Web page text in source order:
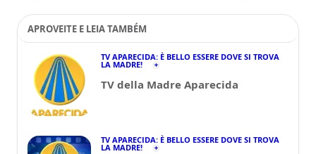
APROVEITE E LEIA TAMBÉM
TV APARECIDA: È BELLO ESSERE DOVE SI TROVA
LA MADRE!
TV della Madre Aparecida
TV APARECIDA: È BELLO ESSERE DOVE SI TROVA
LA MADRE!